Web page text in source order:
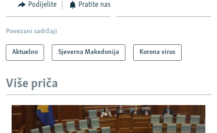
Podijelite Pratite nas
Povezani sadržaji
Aktuelno Sjeverna Makedonija Korona virus
Više priča